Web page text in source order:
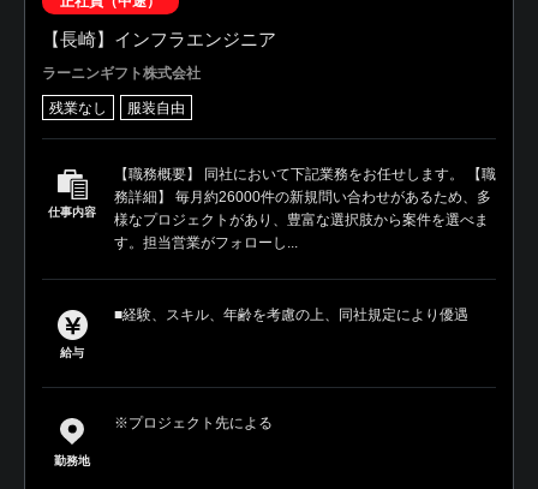
【長崎】インフラエンジニア
ラーニンギフト株式会社
残業なし 服装自由
仕事内容
【職務概要】 同社において下記業務をお任せします。 【職
務詳細】 毎月約26000件の新規問い合わせがあるため、多
様なプロジェクトがあり、豊富な選択肢から案件を選べま
す。担当営業がフォローし...
給与
■経験、スキル、年齢を考慮の上、同社規定により優遇
勤務地
※プロジェクト先による